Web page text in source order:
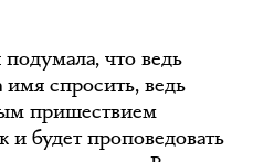
что ведь
спросить, ведь
пришествием
будет проповедовать